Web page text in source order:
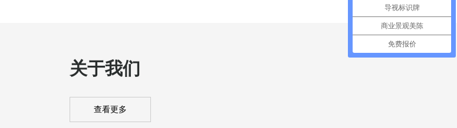
关于我们
查看更多
导视标识牌
商业景观美陈
免费报价